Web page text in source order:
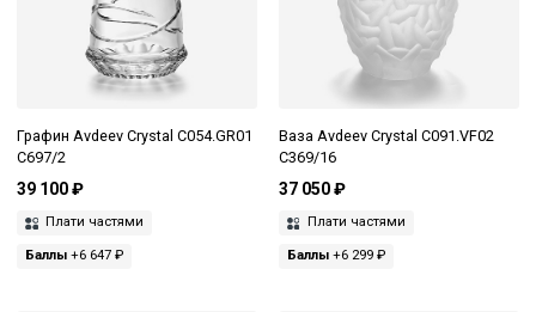
Графин Avdeev Crystal C054.GR01
C697/2
39 100 ₽
Плати частями
Баллы +6 647 ₽
Ваза Avdeev Crystal С091.VF02
C369/16
37 050 ₽
Плати частями
Баллы+6 299 ₽